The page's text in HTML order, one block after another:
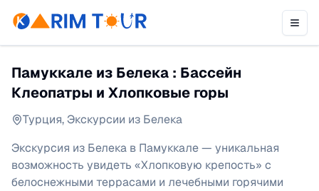
Памуккале из Белека : Бассейн
Клеопатры и Хлопковые горы
Турция,Экскурсии из Белека
Экскурсия из Белека в Памуккале — уникальная
возможность увидеть «Хлопковую крепость» с
белоснежными террасами и лечебными горячими